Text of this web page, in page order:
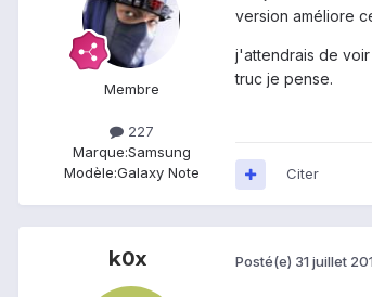
Membre
227
Marque:Samsung
Modèle:Galaxy Note
version améliore
j'attendrais de voir
truc je pense.
Citer
k0x Posté(e) 31 juillet